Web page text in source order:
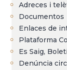
Adreces i
Documentos
Enlaces de
Plataforma
Es Saig,
Denúncia